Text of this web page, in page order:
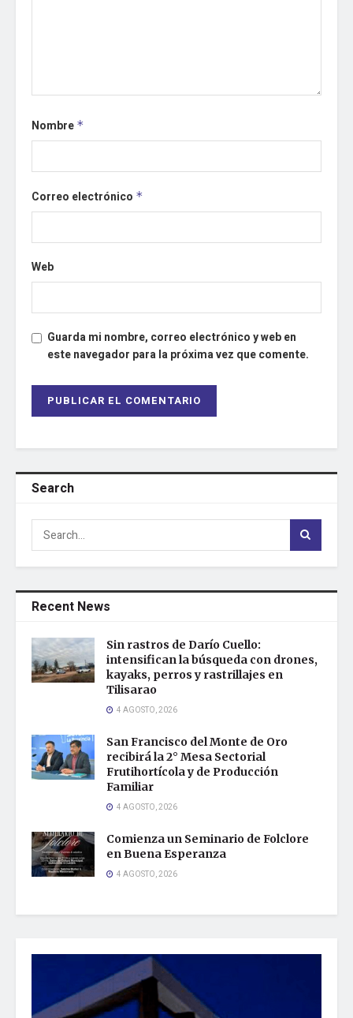
Nombre *
Correo electrónico *
Web
Guarda mi nombre, correo electrónico y web en
este navegador para la próxima vez que comente.
Search
Recent News
Sin rastros de Darío Cuello:
intensifican la búsqueda con drones,
kayaks, perros y rastrillajes en
Tilisarao
4 AGOSTO, 2026
San Francisco del Monte de Oro
recibirá la 2° Mesa Sectorial
Frutihortícola y de Producción
Familiar
4 AGOSTO, 2026
Comienza un Seminario de Folclore
en Buena Esperanza
4 AGOSTO, 2026